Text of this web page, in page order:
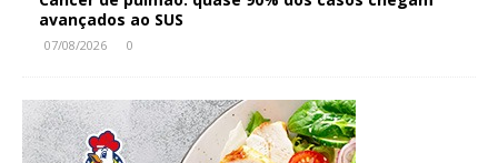
avançados ao SUS
07/08/2026 0